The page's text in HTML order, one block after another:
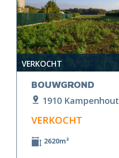
VERKOCHT
BOUWGROND
1910 Kampenhout
VERKOCHT
2620m²